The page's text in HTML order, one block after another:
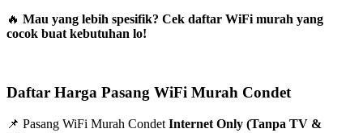
🔥 Mau yang lebih spesifik? Cek daftar WiFi murah yang
cocok buat kebutuhan lo!
Daftar Harga Pasang WiFi Murah Condet
📌 Pasang WiFi Murah Condet Internet Only (Tanpa TV &